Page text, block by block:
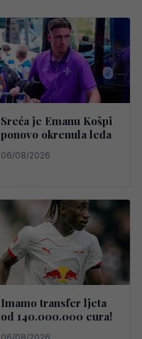
Sreća je Emanu Košpi
ponovo okrenula leđa
06/08/2026
Imamo transfer ljeta
od 140.000.000 eura!